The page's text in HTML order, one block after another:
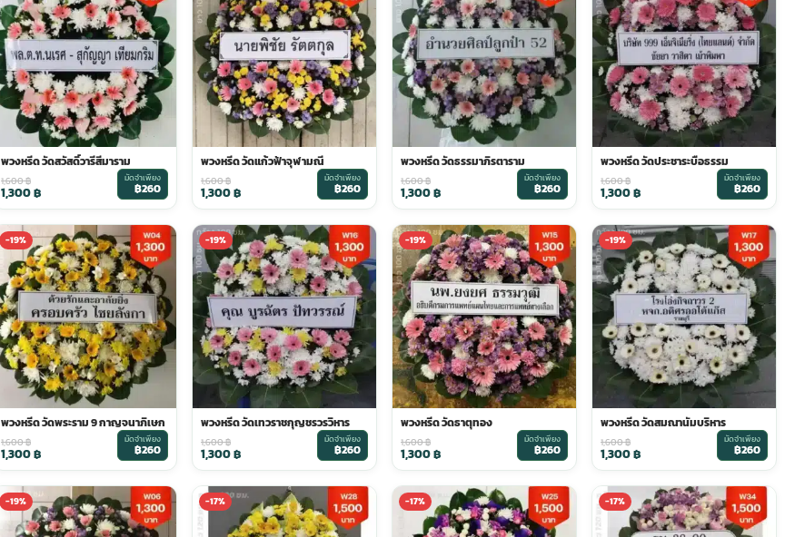
พวงหรีด วัดสวัสดิ์วารีสีมาราม
1,600฿
1,300฿
มัดจำเพียง
฿260
พวงหรีด วัดแก้วฟ้าจุฬามณี
1,600฿
1,300฿
มัดจำเพียง
฿260
พวงหรีด วัดธรรมาภิรตาราม
1,600฿
1,300฿
มัดจำเพียง
฿260
พวงหรีด วัดประชาระบือธรรม
1,600฿
1,300฿
มัดจำเพียง
฿260
-19%
พวงหรีด วัดพระราม 9 กาญจนาภิเษก
1,600฿
1,300฿
มัดจำเพียง
฿260
-19%
พวงหรีด วัดเทวราชกุญชรวรวิหาร
1,600฿
1,300฿
มัดจำเพียง
฿260
-19%
พวงหรีด วัดธาตุทอง
1,600฿
1,300฿
มัดจำเพียง
฿260
-19%
พวงหรีด วัดสมณานัมบริหาร
1,600฿
1,300฿
มัดจำเพียง
฿260
-19% -17% -17% -17%